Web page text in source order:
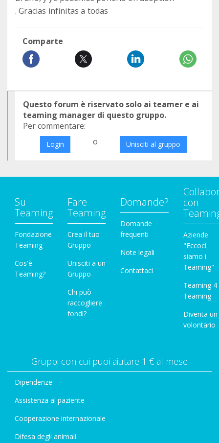
. Gracias infinitas a todas
Comparte
Questo forum è riservato solo ai teamer e ai
teaming manager di questo gruppo.
Per commentare:
Login o Unisciti al gruppo
Su
Teaming
Fondazione
Teaming
Cos'è
Teaming?
Fare
Teaming
Crea il tuo
Gruppo
Unisciti a un
Gruppo
Chi può
raccogliere
fondi?
Domande?
Domande
frequenti
Note legali
Contattaci
con
Aziende
"Eccoci
siamo i
Teaming"
Teaming 4
Teaming
Diventa un
volontario
Gruppi con cui puoi aiutare 1 € al mese
Dipendenze
Assistenza al paziente
Cooperazione internazionale
Difesa degli animali